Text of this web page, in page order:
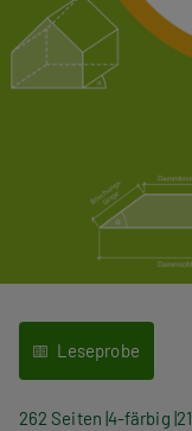
Leseprobe
262 Seiten 4-färbig